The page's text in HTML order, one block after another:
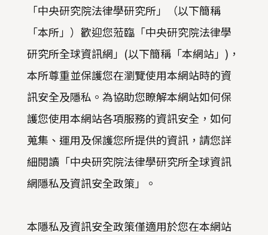
「中央研究院法律學研究所」（以下簡稱
「本所」）歡迎您蒞臨「中央研究院法律學
研究所全球資訊網」(以下簡稱「本網站」)，
本所尊重並保護您在瀏覽使用本網站時的資
訊安全及隱私。為協助您瞭解本網站如何保
護您使用本網站各項服務的資訊安全，如何
蒐集、運用及保護您所提供的資訊，請您詳
細閱讀「中央研究院法律學研究所全球資訊
網隱私及資訊安全政策」。
本隱私及資訊安全政策僅適用於您在本網站